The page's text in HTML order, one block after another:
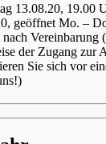
13.08.20, 19.00
geöffnet Mo. –
Vereinbarung
der Zugang zur
Sie sich vor